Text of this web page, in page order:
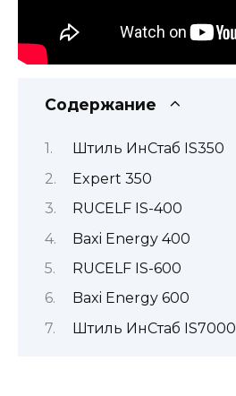
Содержание
Штиль ИнСтаб IS350
Expert 350
RUCELF IS-400
Baxi Energy 400
RUCELF IS-600
Baxi Energy 600
Штиль ИнСтаб IS7000